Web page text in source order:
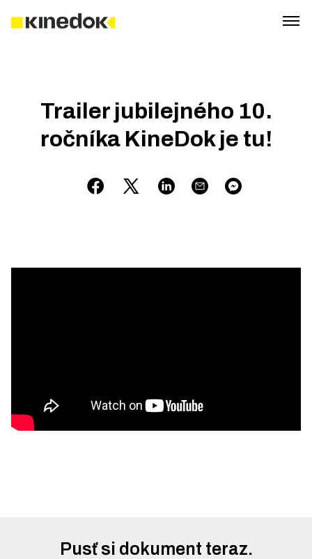
Trailer jubilejného 10.
ročníka KineDok je tu!
Pusť si dokument teraz.